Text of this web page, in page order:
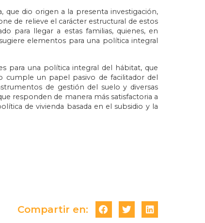
que dio origen a la presenta investigación,
de relieve el carácter estructural de estos
para llegar a estas familias, quienes, en
elementos para una política integral
para una política integral del hábitat, que
cumple un papel pasivo de facilitador del
de gestión del suelo y diversas
responden de manera más satisfactoria a
de vivienda basada en el subsidio y la
Compartir en: